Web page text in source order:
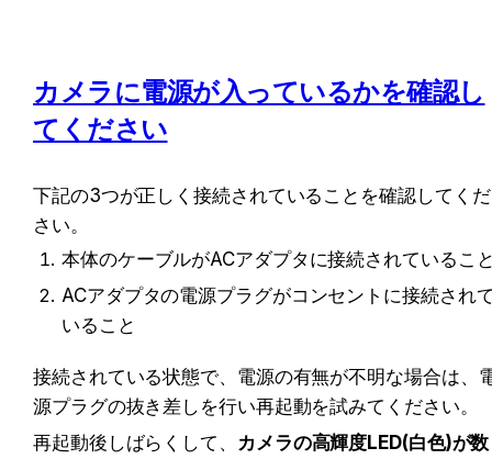
カメラに電源が入っているかを確認し
てください
下記の3つが正しく接続されていることを確認してくだ
さい。
本体のケーブルがACアダプタに接続されているこ
ACアダプタの電源プラグがコンセントに接続され
いること
接続されている状態で、電源の有無が不明な場合は、
源プラグの抜き差しを行い再起動を試みてください。
再起動後しばらくして、
カメラの高輝度LED(白色)が数